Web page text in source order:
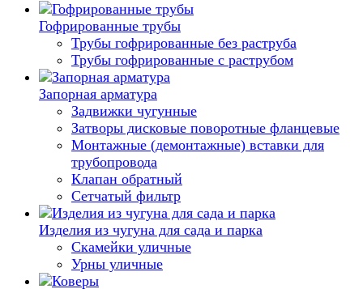
Гофрированные трубы
Трубы гофрированные без раструба
Трубы гофрированные с раструбом
Запорная арматура
Задвижки чугунные
Затворы дисковые поворотные фланцевые
Монтажные (демонтажные) вставки для
трубопровода
Клапан обратный
Сетчатый фильтр
Изделия из чугуна для сада и парка
Скамейки уличные
Урны уличные